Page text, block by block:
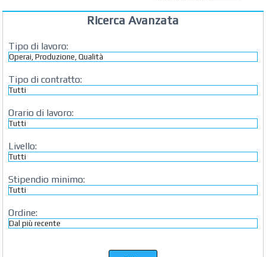
STUDIO MICCI
Revisore dei Conti a
Roma
CONCEPT POINT
Ricerca Avanzata
Tipo di lavoro:
Tipo di contratto:
Orario di lavoro:
Livello:
Stipendio minimo:
Ordine: